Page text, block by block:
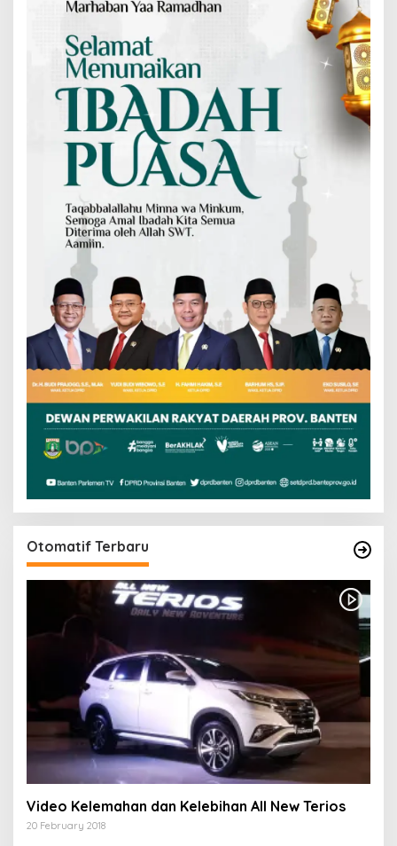
Otomatif Terbaru
Video Kelemahan dan Kelebihan All New Terios
20 February 2018